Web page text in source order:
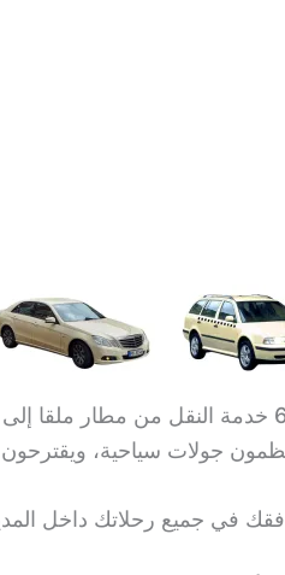
اطلب من أفضل شركة ليموزين في إسبانيا شركة توصيل مطار
جولات سياحية، ويقترحون
في جميع رحلاتك داخل